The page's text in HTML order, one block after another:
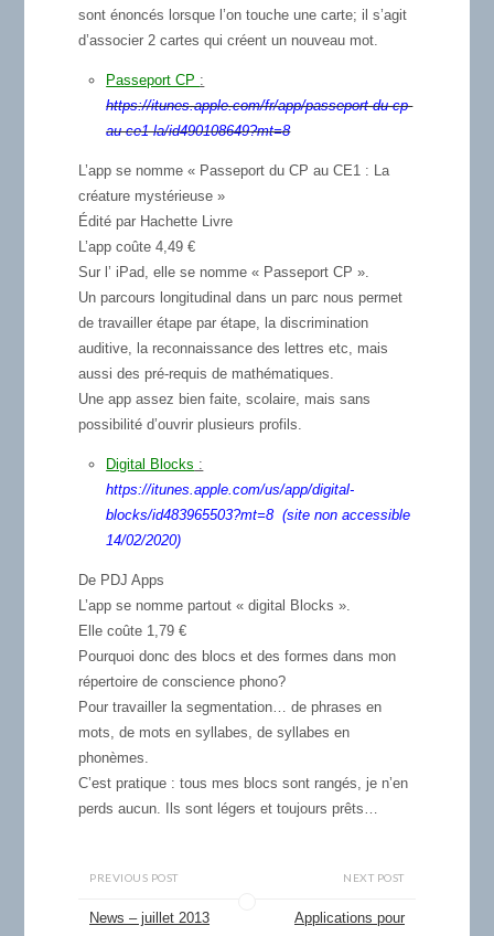
sont énoncés lorsque l’on touche une carte; il s’agit
d’associer 2 cartes qui créent un nouveau mot.
Passeport CP :
https://itunes.apple.com/fr/app/passeport-du-cp-
au-ce1-la/id490108649?mt=8
L’app se nomme « Passeport du CP au CE1 : La
créature mystérieuse »
Édité par Hachette Livre
L’app coûte 4,49 €
Sur l’ iPad, elle se nomme « Passeport CP ».
Un parcours longitudinal dans un parc nous permet
de travailler étape par étape, la discrimination
auditive, la reconnaissance des lettres etc, mais
aussi des pré-requis de mathématiques.
Une app assez bien faite, scolaire, mais sans
possibilité d’ouvrir plusieurs profils.
Digital Blocks :
https://itunes.apple.com/us/app/digital-
blocks/id483965503?mt=8 (site non accessible
14/02/2020)
De PDJ Apps
L’app se nomme partout « digital Blocks ».
Elle coûte 1,79 €
Pourquoi donc des blocs et des formes dans mon
répertoire de conscience phono?
Pour travailler la segmentation… de phrases en
mots, de mots en syllabes, de syllabes en
phonèmes.
C’est pratique : tous mes blocs sont rangés, je n’en
perds aucun. Ils sont légers et toujours prêts…
PREVIOUS POST
News – juillet 2013
NEXT POST
Applications pour